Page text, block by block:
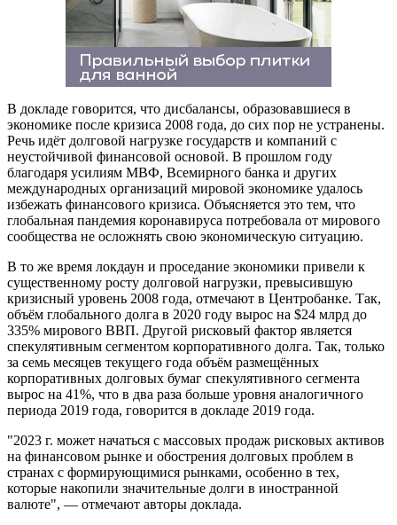
В докладе говорится, что дисбалансы, образовавшиеся в
экономике после кризиса 2008 года, до сих пор не устранены.
Речь идёт долговой нагрузке государств и компаний с
неустойчивой финансовой основой. В прошлом году
благодаря усилиям МВФ, Всемирного банка и других
международных организаций мировой экономике удалось
избежать финансового кризиса. Объясняется это тем, что
глобальная пандемия коронавируса потребовала от мирового
сообщества не осложнять свою экономическую ситуацию.
В то же время локдаун и проседание экономики привели к
существенному росту долговой нагрузки, превысившую
кризисный уровень 2008 года, отмечают в Центробанке. Так,
объём глобального долга в 2020 году вырос на $24 млрд до
335% мирового ВВП. Другой рисковый фактор является
спекулятивным сегментом корпоративного долга. Так, только
за семь месяцев текущего года объём размещённых
корпоративных долговых бумаг спекулятивного сегмента
вырос на 41%, что в два раза больше уровня аналогичного
периода 2019 года, говорится в докладе 2019 года.
"2023 г. может начаться с массовых продаж рисковых активов
на финансовом рынке и обострения долговых проблем в
странах с формирующимися рынками, особенно в тех,
которые накопили значительные долги в иностранной
валюте", — отмечают авторы доклада.